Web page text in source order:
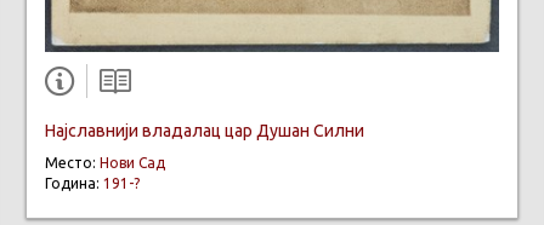
Најславнији владалац цар Душан Силни
Место: Нови Сад
Година: 191-?